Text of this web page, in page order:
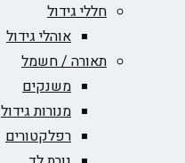
חללי גידול
אוהלי גידול
תאורה / חשמל
משנקים
מנורות גידול
רפלקטורים